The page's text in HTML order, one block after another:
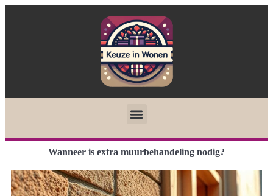
Wanneer is extra muurbehandeling nodig?